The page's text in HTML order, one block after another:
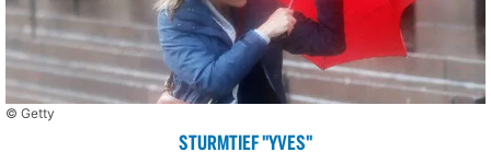
© Getty
STURMTIEF "YVES"